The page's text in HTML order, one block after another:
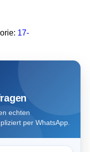
17-
echten
per WhatsApp.